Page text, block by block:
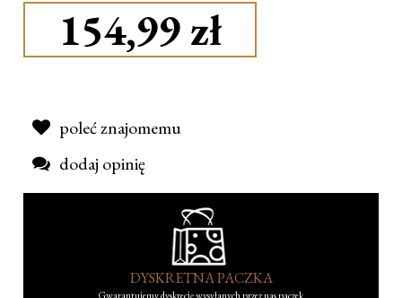
154,99 zł
poleć znajomemu
dodaj opinię
DYSKRETNA PACZKA